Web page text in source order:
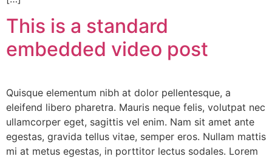
This is a standard
embedded video post
Quisque elementum nibh at dolor pellentesque, a
eleifend libero pharetra. Mauris neque felis, volutpat nec
ullamcorper eget, sagittis vel enim. Nam sit amet ante
egestas, gravida tellus vitae, semper eros. Nullam mattis
mi at metus egestas, in porttitor lectus sodales. Lorem